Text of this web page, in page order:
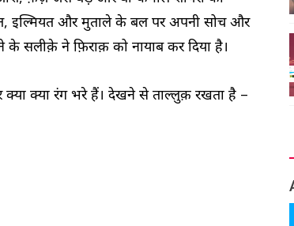
इल्मियत और मुताले के बल पर अपनी सोच और
सलीक़े ने फ़िराक़ को नायाब कर दिया है।
क्या क्या रंग भरे हैं। देखने से ताल्लुक़ रखता है –